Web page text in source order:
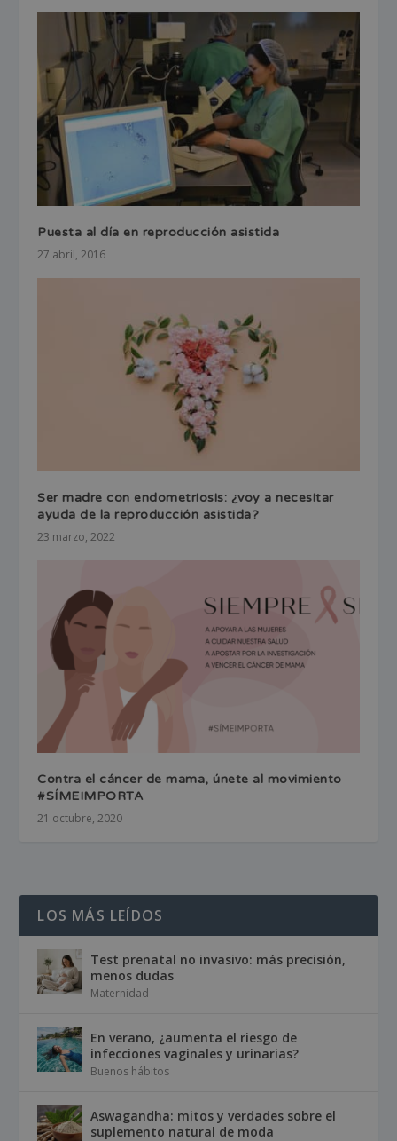
Puesta al día en reproducción asistida
27 abril, 2016
Ser madre con endometriosis: ¿voy a necesitar
ayuda de la reproducción asistida?
23 marzo, 2022
Contra el cáncer de mama, únete al movimiento
#SÍMEIMPORTA
21 octubre, 2020
LOS MÁS LEÍDOS
Test prenatal no invasivo: más precisión,
menos dudas
Maternidad
En verano, ¿aumenta el riesgo de
infecciones vaginales y urinarias?
Buenos hábitos
Aswagandha: mitos y verdades sobre el
suplemento natural de moda